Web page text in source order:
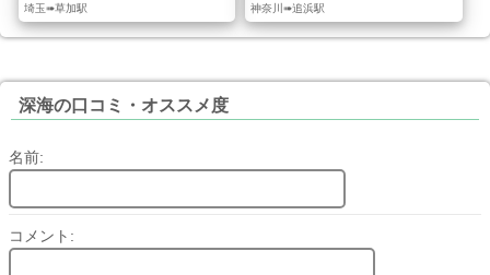
埼玉➠草加駅 神奈川➠追浜駅
深海の口コミ・オススメ度
名前:
コメント: